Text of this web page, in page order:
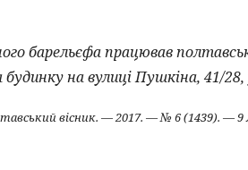
барельєфа працював
на вулиці Пушкіна, 41/
вісник. — 2017. — № 6 (1439). —